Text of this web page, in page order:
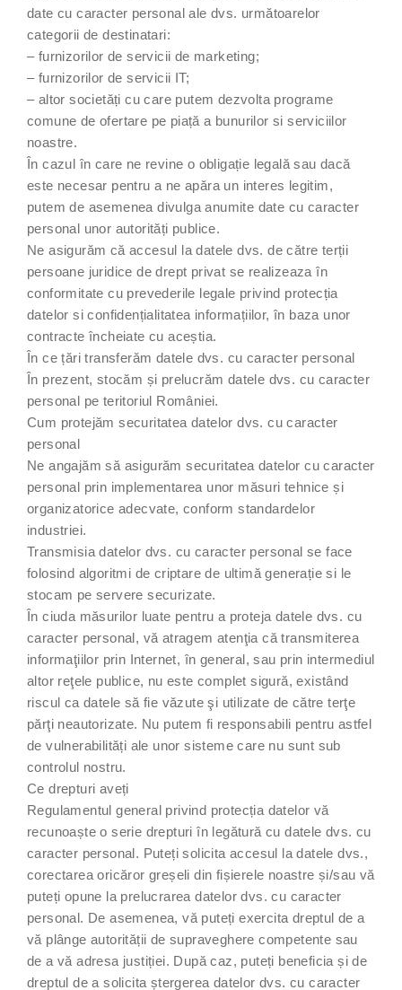
date cu caracter personal ale dvs. următoarelor
categorii de destinatari:
– furnizorilor de servicii de marketing;
– furnizorilor de servicii IT;
– altor societăți cu care putem dezvolta programe
comune de ofertare pe piață a bunurilor si serviciilor
noastre.
În cazul în care ne revine o obligație legală sau dacă
este necesar pentru a ne apăra un interes legitim,
putem de asemenea divulga anumite date cu caracter
personal unor autorități publice.
Ne asigurăm că accesul la datele dvs. de către terții
persoane juridice de drept privat se realizeaza în
conformitate cu prevederile legale privind protecția
datelor si confidențialitatea informațiilor, în baza unor
contracte încheiate cu aceștia.
În ce țări transferăm datele dvs. cu caracter personal
În prezent, stocăm și prelucrăm datele dvs. cu caracter
personal pe teritoriul României.
Cum protejăm securitatea datelor dvs. cu caracter
personal
Ne angajăm să asigurăm securitatea datelor cu caracter
personal prin implementarea unor măsuri tehnice și
organizatorice adecvate, conform standardelor
industriei.
Transmisia datelor dvs. cu caracter personal se face
folosind algoritmi de criptare de ultimă generație si le
stocam pe servere securizate.
În ciuda măsurilor luate pentru a proteja datele dvs. cu
caracter personal, vă atragem atenţia că transmiterea
informaţiilor prin Internet, în general, sau prin intermediul
altor reţele publice, nu este complet sigură, existând
riscul ca datele să fie văzute şi utilizate de către terţe
părţi neautorizate. Nu putem fi responsabili pentru astfel
de vulnerabilități ale unor sisteme care nu sunt sub
controlul nostru.
Ce drepturi aveți
Regulamentul general privind protecția datelor vă
recunoaște o serie drepturi în legătură cu datele dvs. cu
caracter personal. Puteți solicita accesul la datele dvs.,
corectarea oricăror greșeli din fișierele noastre și/sau vă
puteți opune la prelucrarea datelor dvs. cu caracter
personal. De asemenea, vă puteți exercita dreptul de a
vă plânge autorității de supraveghere competente sau
de a vă adresa justiției. După caz, puteți beneficia și de
dreptul de a solicita ștergerea datelor dvs. cu caracter